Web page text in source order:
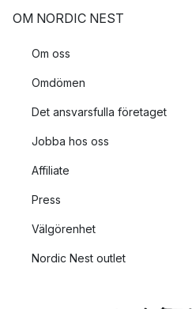
OM NORDIC NEST
Om oss
Omdömen
Det ansvarsfulla företaget
Jobba hos oss
Affiliate
Press
Välgörenhet
Nordic Nest outlet